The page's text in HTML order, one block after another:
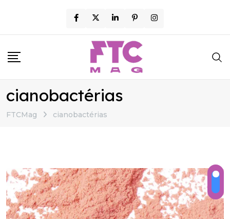
content
cianobactérias
FTCMag cianobactérias